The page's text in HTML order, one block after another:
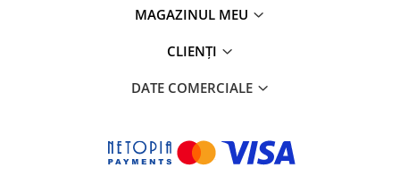
MAGAZINUL MEU
CLIENȚI
DATE COMERCIALE